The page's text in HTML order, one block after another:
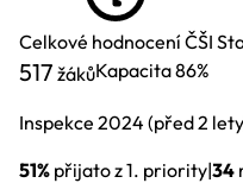
Celkové hodnocení ČŠI
517 žákůKapacita86%
Inspekce 2024 (před 2
51% přijato z 1. priority|34